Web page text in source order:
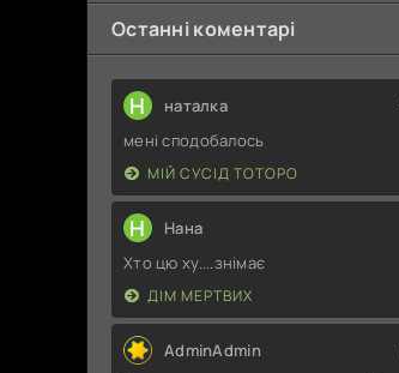
Останні коментарі
Н наталка
мені сподобалось
МІЙ СУСІД ТОТОРО
Н Нана
Хто цю ху....знімає
ДІМ МЕРТВИХ
AdminAdmin